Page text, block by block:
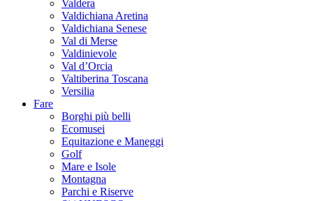
Valdera
Valdichiana Aretina
Valdichiana Senese
Val di Merse
Valdinievole
Val d’Orcia
Valtiberina Toscana
Versilia
Fare
Borghi più belli
Ecomusei
Equitazione e Maneggi
Golf
Mare e Isole
Montagna
Parchi e Riserve